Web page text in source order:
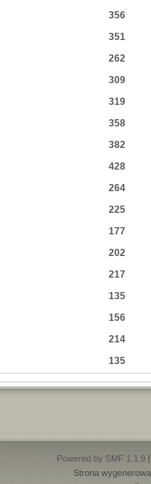
356
351
262
309
319
358
382
428
264
225
177
202
217
135
156
214
135
Powered by SMF 1.1.9
Strona